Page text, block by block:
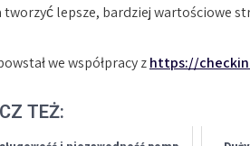
tworzyć lepsze, bardziej wartościowe
we współpracy zhttps://
TEŻ: